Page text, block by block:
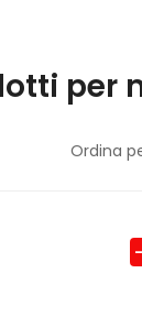
per
Ordina